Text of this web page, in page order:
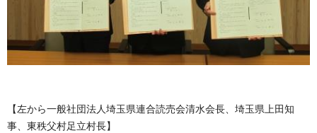
【左から一般社団法人埼玉県連合読売会清水会長、埼玉県上田知
事、東秩父村足立村長】